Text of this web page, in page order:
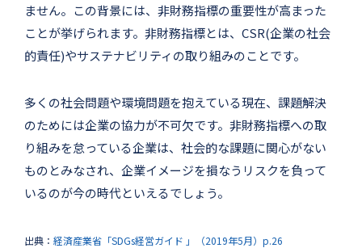
ません。この背景には、非財務指標の重要性が高まった
ことが挙げられます。非財務指標とは、CSR(企業の社会
的責任)やサステナビリティの取り組みのことです。
多くの社会問題や環境問題を抱えている現在、課題解決
のためには企業の協力が不可欠です。非財務指標への取
り組みを怠っている企業は、社会的な課題に関心がない
ものとみなされ、企業イメージを損なうリスクを負って
いるのが今の時代といえるでしょう。
出典： 経済産業省「SDGs経営ガイド 」（2019年5月）p.26